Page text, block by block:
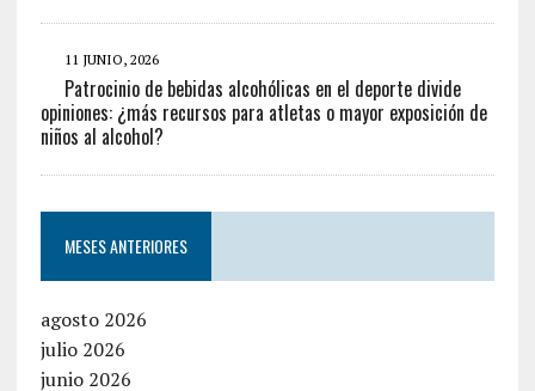
11 JUNIO, 2026
Patrocinio de bebidas alcohólicas en el deporte divide
opiniones: ¿más recursos para atletas o mayor exposición de
niños al alcohol?
MESES ANTERIORES
agosto 2026
julio 2026
junio 2026